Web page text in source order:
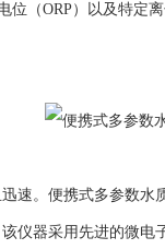
位（ORP）以及特
。便携式多参数水
仪器采用先进的微